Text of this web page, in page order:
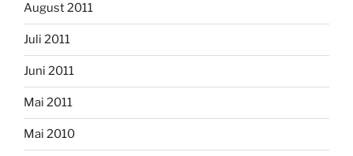
August 2011
Juli 2011
Juni 2011
Mai 2011
Mai 2010